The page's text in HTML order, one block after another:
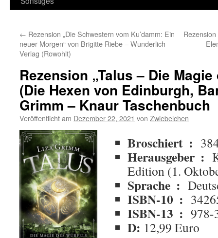
← Rezension „Die Schwestern vom Ku’damm: Ein
neuer Morgen“ von Brigitte Riebe – Wunderlich
Verlag (Rowohlt)
Rezension „Talus – Die
(Die Hexen von Edinburgh,
Grimm – Knaur Taschenbuch
Veröffentlicht am Dezember 22, 2021 von Zwiebelchen
Broschiert ‏ : ‎
Herausgeber ‏ : ‎
Edition (1.
Sprache ‏ : ‎
ISBN-10 ‏ : ‎
ISBN-13 ‏ : ‎978-
D: 12,99 Euro